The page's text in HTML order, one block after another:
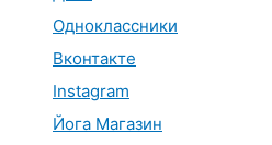
Одноклассники
Вконтакте
Instagram
Йога Магазин